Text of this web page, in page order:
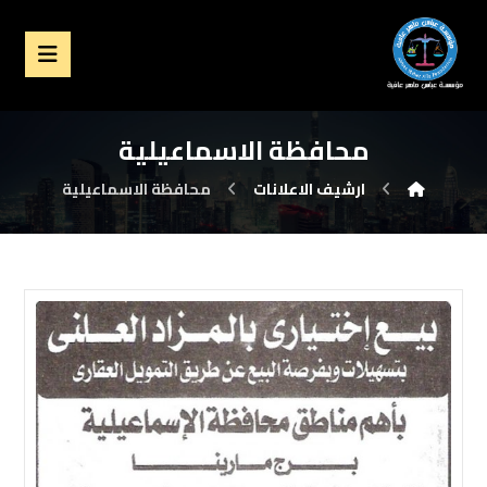
محافظة الاسماعيلية
ارشيف الاعلانات محافظة الاسماعيلية